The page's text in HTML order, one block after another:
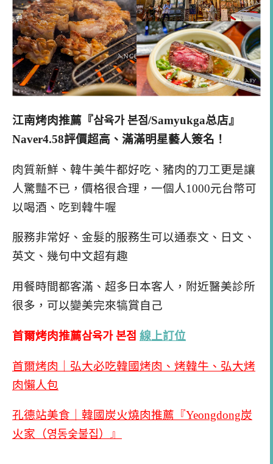
江南烤肉推薦『삼육가 본점/Samyukga总店』
Naver4.58評價超高、滿滿明星藝人簽名！
肉質新鮮、韓牛美牛都好吃、豬肉的刀工更是讓
人驚豔不已，價格很合理，一個人1000元台幣可
以喝酒、吃到韓牛喔
服務非常好、金髮的服務生可以通泰文、日文、
英文、幾句中文超有趣
用餐時間都客滿、超多日本客人，附近醫美診所
很多，可以變美完來犒賞自己
首爾烤肉推薦삼육가 본점 線上訂位
首爾烤肉｜弘大必吃韓國烤肉、烤韓牛、弘大烤
肉懶人包
孔德站美食｜韓國炭火燒肉推薦『Yeongdong炭
火家（영동숯불집）』